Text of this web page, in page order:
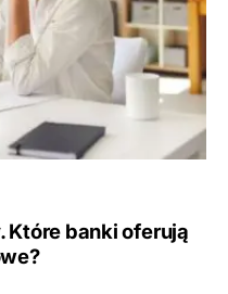
Które banki oferują